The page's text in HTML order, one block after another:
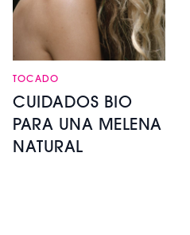
TOCADO
CUIDADOS BIO
PARA UNA MELENA
NATURAL